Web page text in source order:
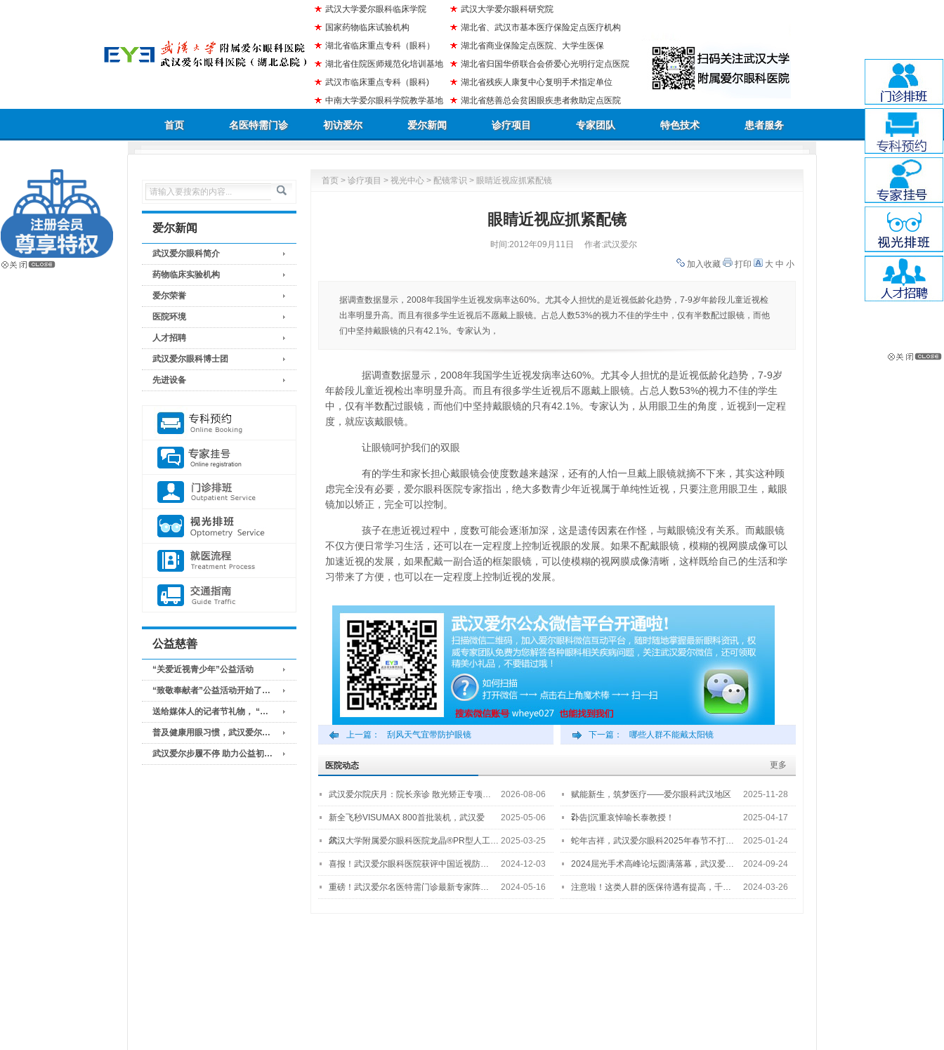
武汉大学爱尔眼科临床学院
国家药物临床试验机构
湖北省临床重点专科（眼科）
湖北省住院医师规范化培训基地
武汉市临床重点专科（眼科)
中南大学爱尔眼科学院教学基地
武汉大学爱尔眼科研究院
湖北省、武汉市基本医疗保险定点医疗机构
湖北省商业保险定点医院、大学生医保
湖北省归国华侨联合会侨爱心光明行定点医院
湖北省残疾人康复中心复明手术指定单位
湖北省慈善总会贫困眼疾患者救助定点医院
首页 名医特需门诊 初访爱尔 爱尔新闻 诊疗项目 专家团队 特色技术 患者服务
爱尔新闻
武汉爱尔眼科简介
药物临床实验机构
爱尔荣誉
医院环境
人才招聘
武汉爱尔眼科博士团
先进设备
公益慈善
“关爱近视青少年”公益活动
“致敬奉献者”公益活动开始了…
送给媒体人的记者节礼物， “…
普及健康用眼习惯，武汉爱尔…
武汉爱尔步履不停 助力公益初…
首页 > 诊疗项目 > 视光中心 > 配镜常识 > 眼睛近视应抓紧配镜
眼睛近视应抓紧配镜
时间:2012年09月11日
作者:武汉爱尔
加入收藏
打印 大 中 小
据调查数据显示，2008年我国学生近视发病率达60%。尤其令人担忧的是近视低龄化趋势，7-9岁年龄段儿童近视检
出率明显升高。而且有很多学生近视后不愿戴上眼镜。占总人数53%的视力不佳的学生中，仅有半数配过眼镜，而他
们中坚持戴眼镜的只有42.1%。专家认为，
据调查数据显示，2008年我国学生近视发病率达60%。尤其令人担忧的是近视低龄化趋势，7-9岁
年龄段儿童近视检出率明显升高。而且有很多学生近视后不愿戴上眼镜。占总人数53%的视力不佳的学生
中，仅有半数配过眼镜，而他们中坚持戴眼镜的只有42.1%。专家认为，从用眼卫生的角度，近视到一定程
度，就应该戴眼镜。
让眼镜呵护我们的双眼
有的学生和家长担心戴眼镜会使度数越来越深，还有的人怕一旦戴上眼镜就摘不下来，其实这种顾
虑完全没有必要，爱尔眼科医院专家指出，绝大多数青少年近视属于单纯性近视，只要注意用眼卫生，戴眼
镜加以矫正，完全可以控制。
孩子在患近视过程中，度数可能会逐渐加深，这是遗传因素在作怪，与戴眼镜没有关系。而戴眼镜
不仅方便日常学习生活，还可以在一定程度上控制近视眼的发展。如果不配戴眼镜，模糊的视网膜成像可以
加速近视的发展，如果配戴一副合适的框架眼镜，可以使模糊的视网膜成像清晰，这样既给自己的生活和学
习带来了方便，也可以在一定程度上控制近视的发展。
上一篇： 刮风天气宜带防护眼镜 下一篇： 哪些人群不能戴太阳镜
更多
医院动态
武汉爱尔院庆月：院长亲诊 散光矫正专项… 2026-08-06 赋能新生，筑梦医疗——爱尔眼科武汉地区
2…
2025-11-28
新全飞秒VISUMAX 800首批装机，武汉爱
尔…
2025-05-06 讣告|沉重哀悼喻长泰教授！ 2025-04-17
武汉大学附属爱尔眼科医院龙晶®PR型人工… 2025-03-25 蛇年吉祥，武汉爱尔眼科2025年春节不打… 2025-01-24
喜报！武汉爱尔眼科医院获评中国近视防… 2024-12-03 2024屈光手术高峰论坛圆满落幕，武汉爱… 2024-09-24
重磅！武汉爱尔名医特需门诊最新专家阵… 2024-05-16 注意啦！这类人群的医保待遇有提高，千… 2024-03-26